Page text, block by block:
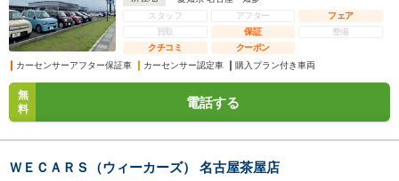
スタッフ
アフター
フェア
買取
保証
整備
クチコミ
クーポン
カーセンサーアフター保証車
カーセンサー認定車 購入プラン付き車両
無
料
電話する
ＷＥＣＡＲＳ（ウィーカーズ） 名古屋茶屋店